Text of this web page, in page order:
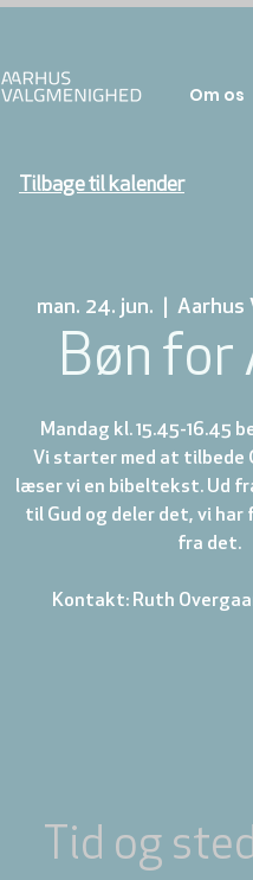
man. 24. jun. Aarhus
Bøn for
Mandag kl. 15.45-16.45
Vi starter med at tilbede
læser vi en bibeltekst. Ud
til Gud og deler det, vi har
fra det.
Kontakt: Ruth
Tid og
Tilbage til kalender
Om os